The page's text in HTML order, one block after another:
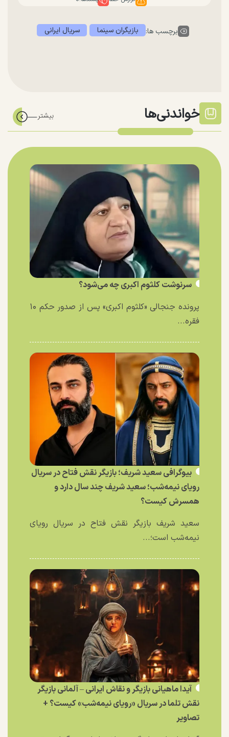
برچسب ها: بازیگران سینما سریال ایرانی
خواندنی‌ها
سرنوشت کلثوم اکبری چه می‌شود؟
پرونده جنجالی «کلثوم اکبری» پس از صدور حکم ۱۰
فقره...
بیوگرافی سعید شریف؛ بازیگر نقش فتاح در سریال
رویای نیمه‌شب؛ سعید شریف چند سال دارد و
همسرش کیست؟
سعید شریف بازیگر نقش فتاح در سریال رویای
نیمه‌شب است؛...
آیدا ماهیانی بازیگر و نقاش ایرانی – آلمانی بازیگر
نقش تلما در سریال «رویای نیمه‌شب» کیست؟ +
تصاویر